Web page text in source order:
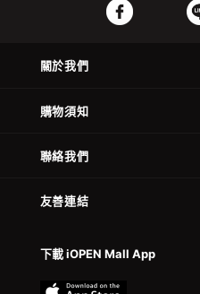
關於我們
購物須知
聯絡我們
友善連結
下載 iOPEN Mall App